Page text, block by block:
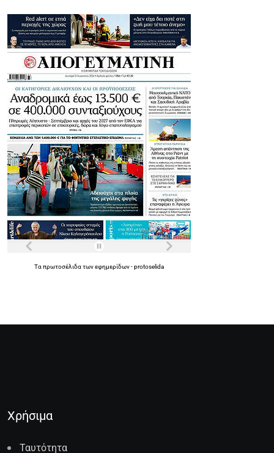
Ταπρωτοσέλιδατωνεφημερίδων-protoselida
Χρήσιμα
Ταυτότητα